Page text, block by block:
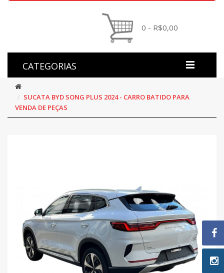
0 - R$0,00
CATEGORIAS
SUCATA BYD SONG PLUS 2024 - CARRO BATIDO PARA
VENDA DE PEÇAS